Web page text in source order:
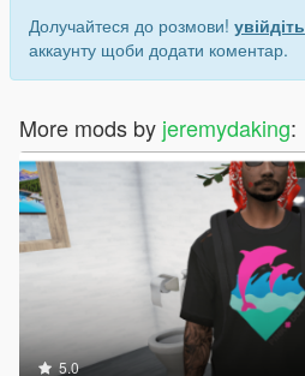
Долучайтеся до розмови! увійдіть
аккаунту щоби додати коментар.
More mods by jeremydaking:
5.0